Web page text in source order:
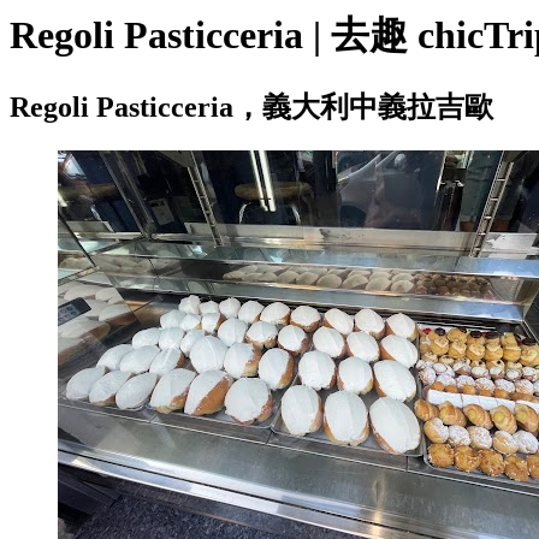
Regoli Pasticceria | 去趣
Regoli Pasticceria，義大利中義拉吉歐